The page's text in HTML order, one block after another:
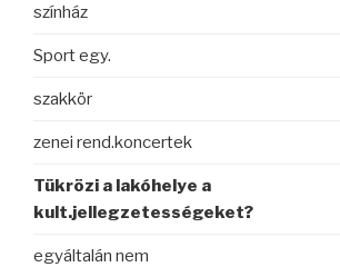
színház
Sport egy.
szakkör
zenei rend.koncertek
Tükrözi a lakóhelye a
kult.jellegzetességeket?
egyáltalán nem